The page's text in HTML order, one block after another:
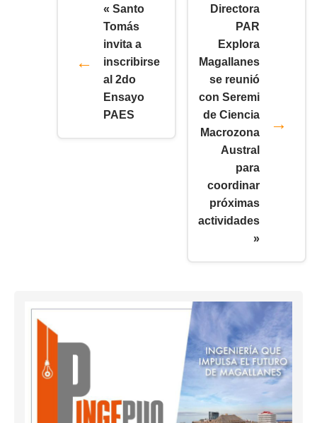
« Santo
Tomás
invita a
inscribirse
al 2do
Ensayo
PAES
Directora
PAR
Explora
Magallanes
se reunió
con Seremi
de Ciencia
Macrozona
Austral
para
coordinar
próximas
actividades
»